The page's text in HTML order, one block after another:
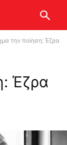
την ποίηση: Έζρα
Έζρα